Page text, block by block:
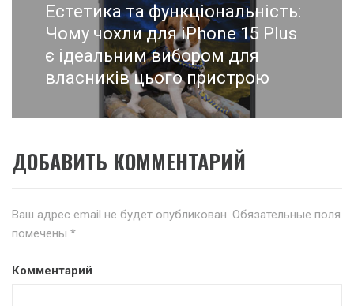
Next
post:
Естетика та функціональність:
Чому чохли для iPhone 15 Plus
є ідеальним вибором для
власників цього пристрою
ДОБАВИТЬ КОММЕНТАРИЙ
Ваш адрес email не будет опубликован. Обязательные поля
помечены *
Комментарий